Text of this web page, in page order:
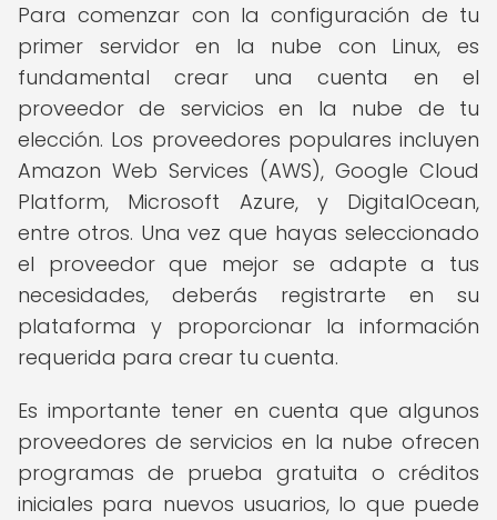
Para comenzar con la configuración de tu
primer servidor en la nube con Linux, es
fundamental crear una cuenta en el
proveedor de servicios en la nube de tu
elección. Los proveedores populares incluyen
Amazon Web Services (AWS), Google Cloud
Platform, Microsoft Azure, y DigitalOcean,
entre otros. Una vez que hayas seleccionado
el proveedor que mejor se adapte a tus
necesidades, deberás registrarte en su
plataforma y proporcionar la información
requerida para crear tu cuenta.
Es importante tener en cuenta que algunos
proveedores de servicios en la nube ofrecen
programas de prueba gratuita o créditos
iniciales para nuevos usuarios, lo que puede